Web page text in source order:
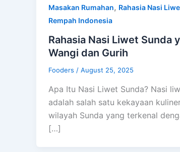
Masakan Rumahan, Rahasia Nasi
Rempah Indonesia
Rahasia Nasi Liwet Sunda
Wangi dan Gurih
Fooders / August 25, 2025
Apa Itu Nasi Liwet Sunda? Nasi
adalah salah satu kekayaan
wilayah Sunda yang terkenal
[…]